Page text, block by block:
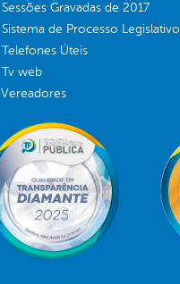
Sessões Gravadas de 2017
Sistema de Processo Legislativo
Telefones Úteis
Tv web
Vereadores